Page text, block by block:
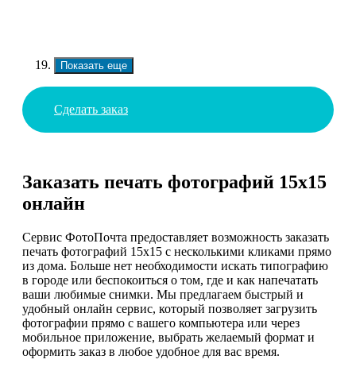
Показать еще
Сделать заказ
Заказать печать фотографий 15х15
онлайн
Сервис ФотоПочта предоставляет возможность заказать
печать фотографий 15х15 с несколькими кликами прямо
из дома. Больше нет необходимости искать типографию
в городе или беспокоиться о том, где и как напечатать
ваши любимые снимки. Мы предлагаем быстрый и
удобный онлайн сервис, который позволяет загрузить
фотографии прямо с вашего компьютера или через
мобильное приложение, выбрать желаемый формат и
оформить заказ в любое удобное для вас время.